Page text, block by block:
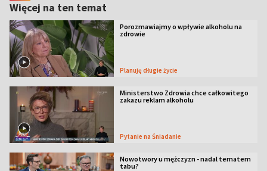
Więcej na ten temat
Porozmawiajmy o wpływie alkoholu na
zdrowie
Planuję długie życie
Ministerstwo Zdrowia chce całkowitego
zakazu reklam alkoholu
Pytanie na Śniadanie
Nowotwory u mężczyzn - nadal tematem
tabu?